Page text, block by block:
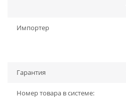
Импортер
Гарантия
Номер товара в системе: